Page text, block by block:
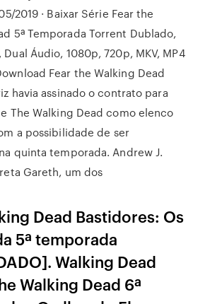
2019 · Baixar Série Fear the
5ª Temporada Torrent Dublado,
Áudio, 1080p, 720p, MKV, MP4
Fear the Walking Dead
havia assinado o contrato para
The Walking Dead como elenco
a possibilidade de ser
quinta temporada. Andrew J.
Gareth, um dos
Dead Bastidores: Os
5ª temporada
Walking Dead
Walking Dead 6ª